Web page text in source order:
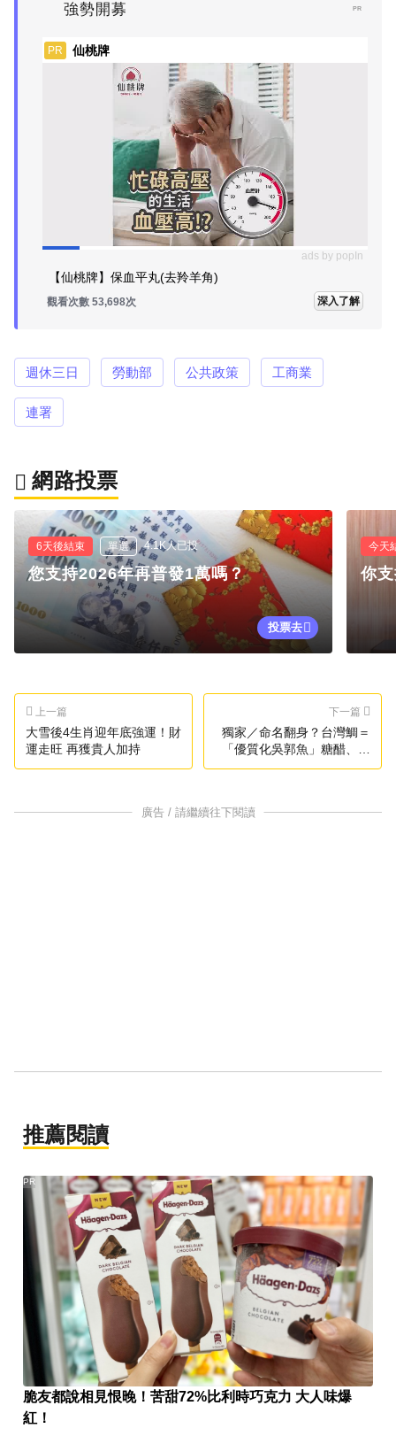
強勢開募
PR
PR 仙桃牌
ads by popIn
【仙桃牌】保血平丸(去羚羊角)
觀看次數 53,698次 深入了解
週休三日 勞動部 公共政策 工商業
連署
網路投票
6天後結束 單選 4.1K人已投
您支持2026年再普發1萬嗎？
投票去
今天
你
上一篇
大雪後4生肖迎年底強運！財
運走旺 再獲貴人加持
下一篇
獨家／命名翻身？台灣鯛＝
「優質化吳郭魚」糖醋、鹽
烤、煲湯客人愛
廣告 / 請繼續往下閱讀
推薦閱讀
脆友都說相見恨晚！苦甜72%比利時巧克力 大人味爆
紅！
PR